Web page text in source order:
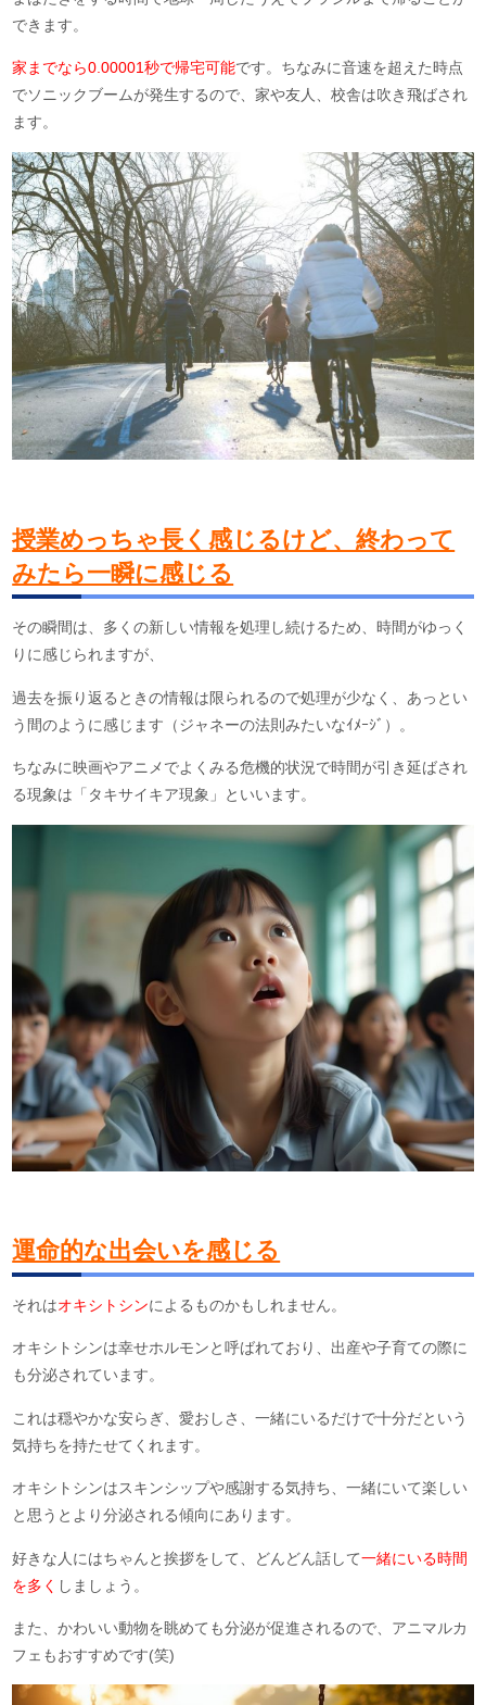
できます。
家までなら0.00001秒で帰宅可能です。ちなみに音速を超えた時点
でソニックブームが発生するので、家や友人、校舎は吹き飛ばされ
ます。
授業めっちゃ長く感じるけど、終わって
みたら一瞬に感じる
その瞬間は、多くの新しい情報を処理し続けるため、時間がゆっく
りに感じられますが、
過去を振り返るときの情報は限られるので処理が少なく、あっとい
う間のように感じます（ジャネーの法則みたいなｲﾒｰｼﾞ）。
ちなみに映画やアニメでよくみる危機的状況で時間が引き延ばされ
る現象は「タキサイキア現象」といいます。
運命的な出会いを感じる
それはオキシトシンによるものかもしれません。
オキシトシンは幸せホルモンと呼ばれており、出産や子育ての際に
も分泌されています。
これは穏やかな安らぎ、愛おしさ、一緒にいるだけで十分だという
気持ちを持たせてくれます。
オキシトシンはスキンシップや感謝する気持ち、一緒にいて楽しい
と思うとより分泌される傾向にあります。
好きな人にはちゃんと挨拶をして、どんどん話して一緒にいる時間
を多く しましょう。
また、かわいい動物を眺めても分泌が促進されるので、アニマルカ
フェもおすすめです(笑)